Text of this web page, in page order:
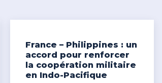
France – Philippines : un
accord pour renforcer
la coopération militaire
en Indo-Pacifique